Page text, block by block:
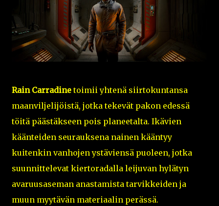
Rain Carradinetoimii yhtenä siirtokuntansa
maanviljelijöistä, jotka tekevät pakon edessä
töitä päästäkseen pois planeetalta. Ikävien
käänteiden seurauksena nainen kääntyy
kuitenkin vanhojen ystäviensä puoleen, jotka
suunnittelevat kiertoradalla leijuvan hylätyn
avaruusaseman anastamista tarvikkeiden ja
muun myytävän materiaalin perässä.